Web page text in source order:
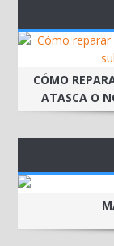
CÓMO
ATASCA O